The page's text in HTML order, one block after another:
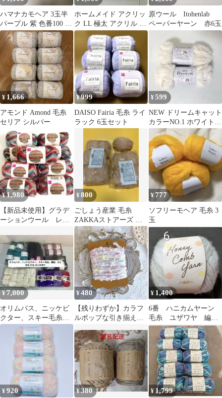
ハマナカモヘア 3玉半
パープル 紫 色番100 ロ
ットK
ホームメイド アクリッ
ク LL 極太 アクリル 毛
糸 40g ハマナカ まとめ
原ウール Itohenlab
ペーパーヤーン 赤6玉
¥ 1,666
アモンド Amond 毛糸
セリア シルバー
¥999
DAISO Fairia 毛糸 ライ
ラック 6玉セット
¥599
NEW ドリームキャット
カラーNO.1 ホワイト
白 2玉 ごしょう産業
¥1,980
【新品未使用】グラデ
ーションウール レッ
¥800
ごしょう産業 毛糸
ZAKKAストアーズ ほ
んのり手紡ぎ気分
40g×5玉+1玉
¥777
ソフリーモヘア 毛糸 3
玉
¥7,000
オリムパス、ニッケビ
クター、スキー毛糸、
鐘紡、など毛糸 57玉 ま
とめ売り
¥480
【残りわずか】カラフ
ルポップな引き揃え糸
ネオン蛍光☾rfc
¥ 1,400
6番 ハニカムヤーン
毛糸 ユザワヤ 編み
物
¥920 ¥380 ¥ 1,799